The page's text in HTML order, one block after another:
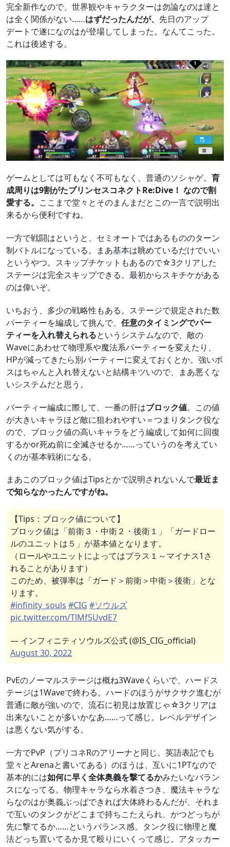
完全新作なので、世界観やキャラクターは勿論なのは達と
は全く関係がない……はずだったんだが、 先日のアップ
デートで遂になのはが登場してしまった。なんてこった。
これは後述する。
ゲームとしては可もなく不可もなく、普通のソシャゲ。 育
成周りは9割がたプリンセスコネクトRe:Dive！ なので割
愛する。 ここまで堂々とそのまんまだとこの一言で説明出
来るから便利ですね。
一方で戦闘はというと、セミオートではあるもののターン
制バトルになっている。まあ基本は眺めているだけでいい
というやつ。スキップチケットもあるので☆3クリアした
ステージは完全スキップできる。最初からスキチケがある
のは偉いぞ。
いちおう、多少の戦略性もある。ステージで規定された数
パーティーを編成して挑んで、 任意のタイミングでパー
ティーを入れ替えられるというシステムなので、敵の
Waveにあわせて物理系や魔法系パーティーを変えたり、
HPが減ってきたら別パーティーに変えておくとか。強いボ
スはちゃんと入れ替えないと結構キツいので、まあ悪くな
いシステムだと思う。
パーティー編成に際して、一番の肝はブロック値。この値
が大きいキャラほど敵に狙われやすい＝つまりタンク役な
ので、ブロック値の高いキャラをどう編成して如何に回復
するかor死ぬ前に全滅させるか……っていうのを考えてい
くのが基本戦術になる。
まあこのブロック値はTipsとかで説明されないんで最近ま
で知らなかったんですがね。
【Tips：ブロック値について】
ブロック値は「前衛３・中衛２・後衛１」「ガードロー
ルのユニットは５」が基本値となります。
（ロールやユニットによってはプラス１～マイナス1さ
れることがあります）
このため、被弾率は「ガード＞前衛＞中衛＞後衛」とな
ります。
#infinity_souls #CIG #ソウルズ
pic.twitter.com/TlMf5UvdE7
— インフィニティソウルズ公式 (@IS_CIG_official)
August 30, 2022
PvEのノーマルステージは概ね3Waveくらいで、ハードス
テージは1Waveで終わる。ハードのほうがサクサク進むが
普通に敵が強いので、流石に初見は放置じゃ☆3クリアは
出来ないことが多いかなあ……って感じ。レベルデザイン
は悪くない気がする。
一方でPvP（プリコネRのアリーナと同じ。英語表記でも
堂々とArenaと書いてある）のほうは、互いに1PTなので
基本的には如何に早く全体奥義を撃てるかみたいなバラン
スになってる。物理キャラなら水着さつき、魔法キャラな
らなのはが奥義ぶっぱできれば大体終わるんだが、それま
で互いのタンクがどこまで持ちこたえられ、かつどっちが
先に撃てるか……というバランス感。タンク役に物理と魔
法どっち置いてるか見て殴りにいくって感じ。アタッカー